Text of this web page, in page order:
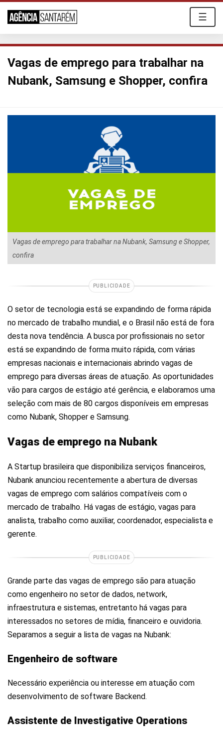
☰
Vagas de emprego para trabalhar na
Nubank, Samsung e Shopper, confira
Vagas de emprego para trabalhar na Nubank, Samsung e Shopper,
confira
PUBLICIDADE
O setor de tecnologia está se expandindo de forma rápida
no mercado de trabalho mundial, e o Brasil não está de fora
desta nova tendência. A busca por profissionais no setor
está se expandindo de forma muito rápida, com várias
empresas nacionais e internacionais abrindo vagas de
emprego para diversas áreas de atuação. As oportunidades
vão para cargos de estágio até gerência, e elaboramos uma
seleção com mais de 80 cargos disponíveis em empresas
como Nubank, Shopper e Samsung.
Vagas de emprego na Nubank
A Startup brasileira que disponibiliza serviços financeiros,
Nubank anunciou recentemente a abertura de diversas
vagas de emprego com salários compatíveis com o
mercado de trabalho. Há vagas de estágio, vagas para
analista, trabalho como auxiliar, coordenador, especialista e
gerente.
PUBLICIDADE
Grande parte das vagas de emprego são para atuação
como engenheiro no setor de dados, network,
infraestrutura e sistemas, entretanto há vagas para
interessados no setores de mídia, financeiro e ouvidoria.
Separamos a seguir a lista de vagas na Nubank:
Engenheiro de software
Necessário experiência ou interesse em atuação com
desenvolvimento de software Backend.
Assistente de Investigative Operations